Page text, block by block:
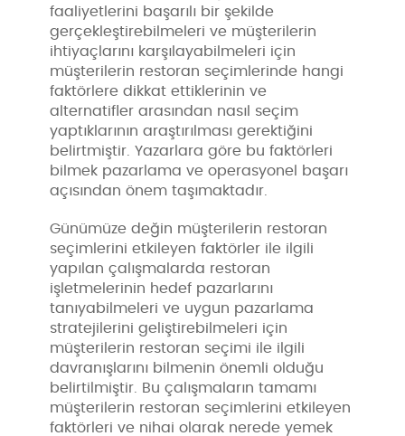
faaliyetlerini başarılı bir şekilde
gerçekleştirebilmeleri ve müşterilerin
ihtiyaçlarını karşılayabilmeleri için
müşterilerin restoran seçimlerinde hangi
faktörlere dikkat ettiklerinin ve
alternatifler arasından nasıl seçim
yaptıklarının araştırılması gerektiğini
belirtmiştir. Yazarlara göre bu faktörleri
bilmek pazarlama ve operasyonel başarı
açısından önem taşımaktadır.
Günümüze değin müşterilerin restoran
seçimlerini etkileyen faktörler ile ilgili
yapılan çalışmalarda restoran
işletmelerinin hedef pazarlarını
tanıyabilmeleri ve uygun pazarlama
stratejilerini geliştirebilmeleri için
müşterilerin restoran seçimi ile ilgili
davranışlarını bilmenin önemli olduğu
belirtilmiştir. Bu çalışmaların tamamı
müşterilerin restoran seçimlerini etkileyen
faktörleri ve nihai olarak nerede yemek